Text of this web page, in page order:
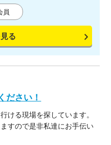
員
る
ださい！
ける現場を探しています。
すので是非私達にお手伝い